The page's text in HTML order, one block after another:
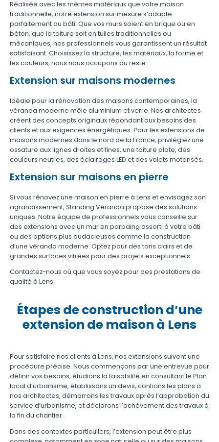
Réalisée avec les mêmes matériaux que votre maison
traditionnelle, notre extension sur mesure s’adapte
parfaitement au bâti. Que vos murs soient en brique ou en
béton, que la toiture soit en tuiles traditionnelles ou
mécaniques, nos professionnels vous garantissent un résultat
satisfaisant. Choisissez la structure, les matériaux, la forme et
les couleurs, nous nous occupons du reste.
Extension sur maisons modernes
Idéale pour la rénovation des maisons contemporaines, la
véranda moderne mêle aluminium et verre. Nos architectes
créent des concepts originaux répondant aux besoins des
clients et aux exigences énergétiques. Pour les extensions de
maisons modernes dans le nord de la France, privilégiez une
ossature aux lignes droites et fines, une toiture plate, des
couleurs neutres, des éclairages LED et des volets motorisés.
Extension sur maisons en pierre
Si vous rénovez une maison en pierre à Lens et envisagez son
agrandissement, Standing Véranda propose des solutions
uniques. Notre équipe de professionnels vous conseille sur
des extensions avec un mur en parpaing assorti à votre bâti
ou des options plus audacieuses comme la construction
d’une véranda moderne. Optez pour des tons clairs et de
grandes surfaces vitrées pour des projets exceptionnels.
Contactez-nous où que vous soyez pour des prestations de
qualité à Lens.
Étapes de construction d’une
extension de maison à Lens
Pour satisfaire nos clients à Lens, nos extensions suivent une
procédure précise. Nous commençons par une entrevue pour
définir vos besoins, étudions la faisabilité en consultant le Plan
local d’urbanisme, établissons un devis, confions les plans à
nos architectes, démarrons les travaux après l’approbation du
service d’urbanisme, et déclarons l’achèvement des travaux à
la fin du chantier.
Dans des contextes particuliers, l’extension peut être plus